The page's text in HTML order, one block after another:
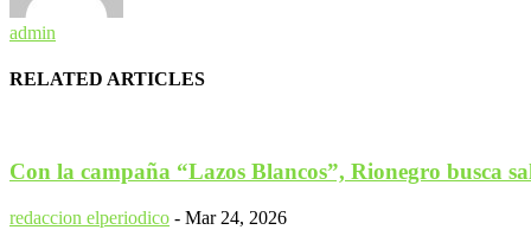
admin
RELATED ARTICLES
Con la campaña “Lazos Blancos”, Rionegro busca
redaccion elperiodico - Mar 24, 2026